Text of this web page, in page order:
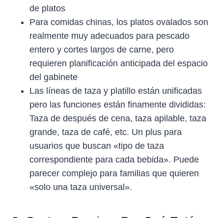
de platos
Para comidas chinas, los platos ovalados son
realmente muy adecuados para pescado
entero y cortes largos de carne, pero
requieren planificación anticipada del espacio
del gabinete
Las líneas de taza y platillo están unificadas
pero las funciones están finamente divididas:
Taza de después de cena, taza apilable, taza
grande, taza de café, etc. Un plus para
usuarios que buscan «tipo de taza
correspondiente para cada bebida». Puede
parecer complejo para familias que quieren
«solo una taza universal».